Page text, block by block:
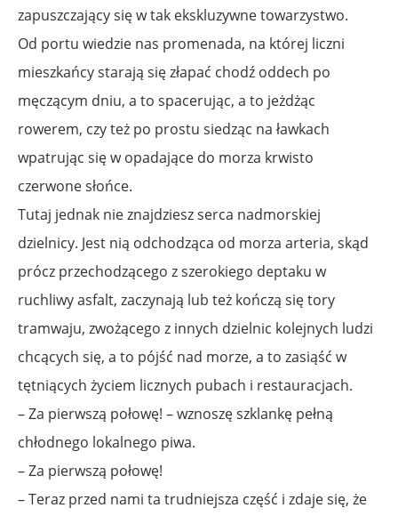
zapuszczający się w tak ekskluzywne towarzystwo.
Od portu wiedzie nas promenada, na której liczni
mieszkańcy starają się złapać chodź oddech po
męczącym dniu, a to spacerując, a to jeżdżąc
rowerem, czy też po prostu siedząc na ławkach
wpatrując się w opadające do morza krwisto
czerwone słońce.
Tutaj jednak nie znajdziesz serca nadmorskiej
dzielnicy. Jest nią odchodząca od morza arteria, skąd
prócz przechodzącego z szerokiego deptaku w
ruchliwy asfalt, zaczynają lub też kończą się tory
tramwaju, zwożącego z innych dzielnic kolejnych ludzi
chcących się, a to pójść nad morze, a to zasiąść w
tętniących życiem licznych pubach i restauracjach.
– Za pierwszą połowę! – wznoszę szklankę pełną
chłodnego lokalnego piwa.
– Za pierwszą połowę!
– Teraz przed nami ta trudniejsza część i zdaje się, że